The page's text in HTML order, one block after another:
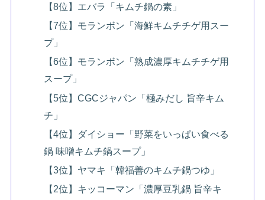
【8位】エバラ「キムチ鍋の素」
【7位】モランボン「海鮮キムチチゲ用スー
プ」
【6位】モランボン「熟成濃厚キムチチゲ用
スープ」
【5位】CGCジャパン「極みだし 旨辛キム
チ」
【4位】ダイショー「野菜をいっぱい食べる
鍋 味噌キムチ鍋スープ」
【3位】ヤマキ「韓福善のキムチ鍋つゆ」
【2位】キッコーマン「濃厚豆乳鍋 旨辛キ